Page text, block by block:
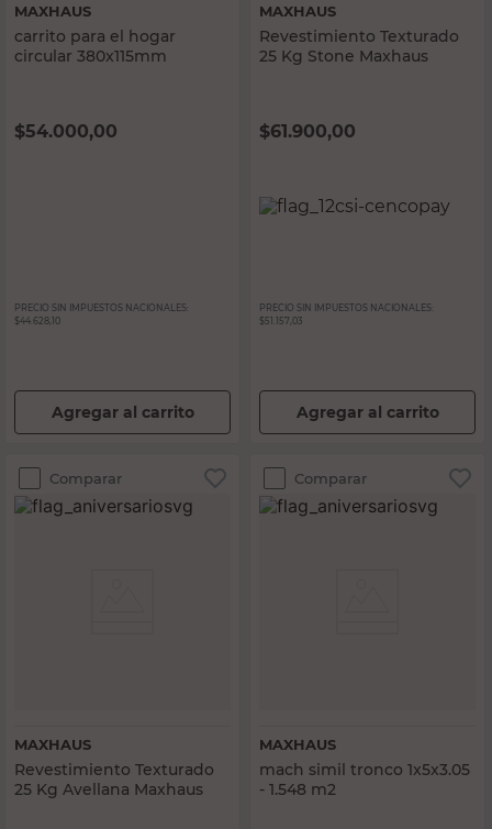
MAXHAUS
carrito para el hogar
circular 380x115mm
$54.000,00
PRECIO SIN IMPUESTOS NACIONALES:
$44.628,10
Agregar al carrito
MAXHAUS
Revestimiento Texturado
25 Kg Stone Maxhaus
$61.900,00
PRECIO SIN IMPUESTOS NACIONALES:
$51.157,03
Agregar al carrito
Comparar
MAXHAUS
Revestimiento Texturado
25 Kg Avellana Maxhaus
Comparar
MAXHAUS
mach simil tronco 1x5x3.05
- 1.548 m2